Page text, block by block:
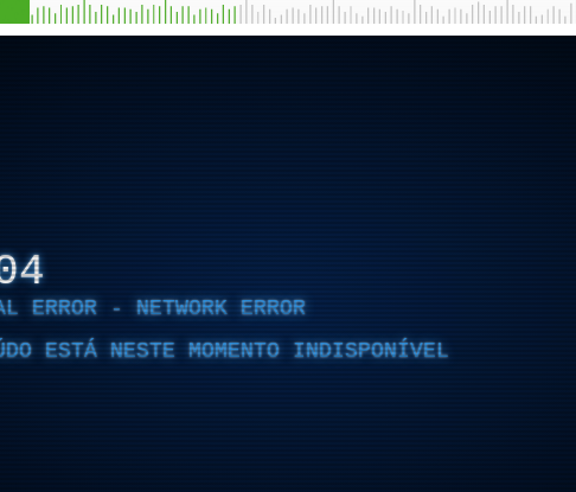
ERROR - NETWORK ERROR
ESTÁ NESTE MOMENTO INDISPONÍVEL